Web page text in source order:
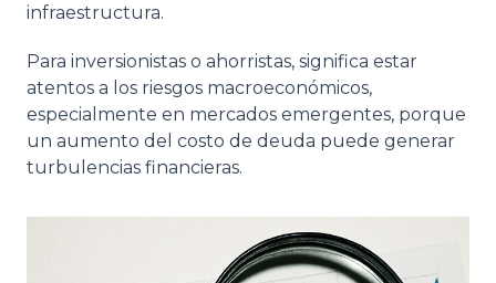
infraestructura.
Para inversionistas o ahorristas, significa estar
atentos a los riesgos macroeconómicos,
especialmente en mercados emergentes, porque
un aumento del costo de deuda puede generar
turbulencias financieras.